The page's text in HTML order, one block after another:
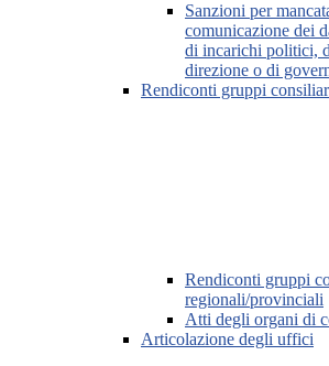
Sanzioni per
comunicazione dei
di incarichi politici,
direzione o di
Rendiconti gruppi
Rendiconti gruppi
regionali/provinciali
Atti degli organi di
Articolazione degli uffici